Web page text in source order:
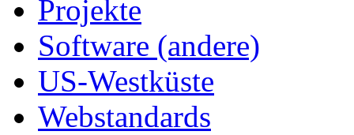
Projekte
Software (andere)
US-Westküste
Webstandards